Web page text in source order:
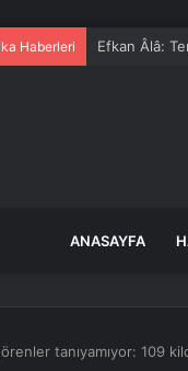
Haberleri Efkan Âlâ:
ANASAYFA
tanıyamıyor: 109